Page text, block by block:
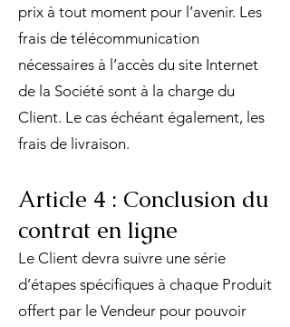
prix à tout moment pour l’avenir. Les
frais de télécommunication
nécessaires à l’accès du site Internet
de la Société sont à la charge du
Client. Le cas échéant également, les
frais de livraison.
Article 4 : Conclusion du
contrat en ligne
Le Client devra suivre une série
d’étapes spécifiques à chaque Produit
offert par le Vendeur pour pouvoir